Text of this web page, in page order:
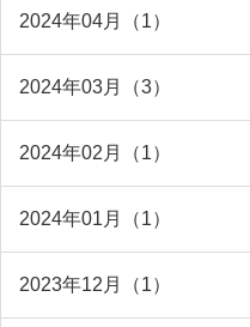
2024年04月（1）
2024年03月（3）
2024年02月（1）
2024年01月（1）
2023年12月（1）